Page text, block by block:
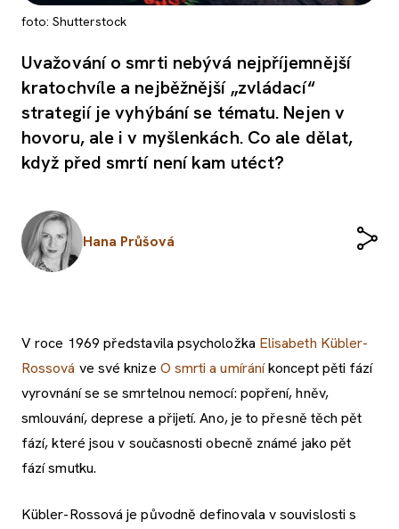
foto: Shutterstock
Uvažování o smrti nebývá nejpříjemnější
kratochvíle a nejběžnější „zvládací“
strategií je vyhýbání se tématu. Nejen v
hovoru, ale i v myšlenkách. Co ale dělat,
když před smrtí není kam utéct?
Hana Průšová
V roce 1969 představila psycholožka Elisabeth Kübler-
Rossová ve své knize O smrti a umíráníkoncept pěti fází
vyrovnání se se smrtelnou nemocí: popření, hněv,
smlouvání, deprese a přijetí. Ano, je to přesně těch pět
fází, které jsou v současnosti obecně známé jako pět
fází smutku.
Kübler-Rossová je původně definovala v souvislosti s